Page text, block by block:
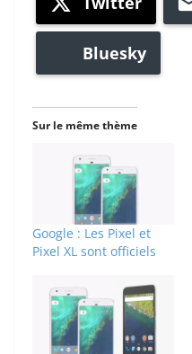
Bluesky
Sur le même thème
Google : Les Pixel et
Pixel XL sont officiels